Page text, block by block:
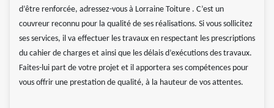
d’être renforcée, adressez-vous à Lorraine Toiture . C’est un
couvreur reconnu pour la qualité de ses réalisations. Si vous sollicitez
ses services, il va effectuer les travaux en respectant les prescriptions
du cahier de charges et ainsi que les délais d’exécutions des travaux.
Faites-lui part de votre projet et il apportera ses compétences pour
vous offrir une prestation de qualité, à la hauteur de vos attentes.